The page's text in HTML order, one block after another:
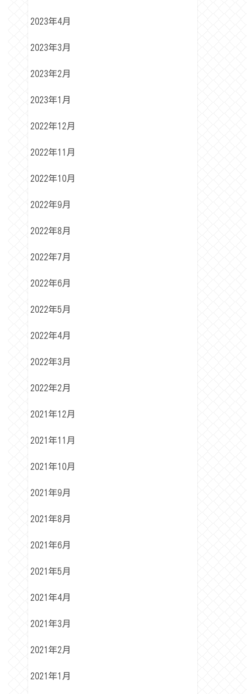
2023年4月
2023年3月
2023年2月
2023年1月
2022年12月
2022年11月
2022年10月
2022年9月
2022年8月
2022年7月
2022年6月
2022年5月
2022年4月
2022年3月
2022年2月
2021年12月
2021年11月
2021年10月
2021年9月
2021年8月
2021年6月
2021年5月
2021年4月
2021年3月
2021年2月
2021年1月